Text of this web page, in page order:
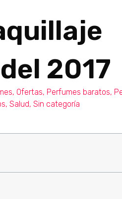
2017
, Ofertas, Perfumes baratos,
, Salud, Sin categoría